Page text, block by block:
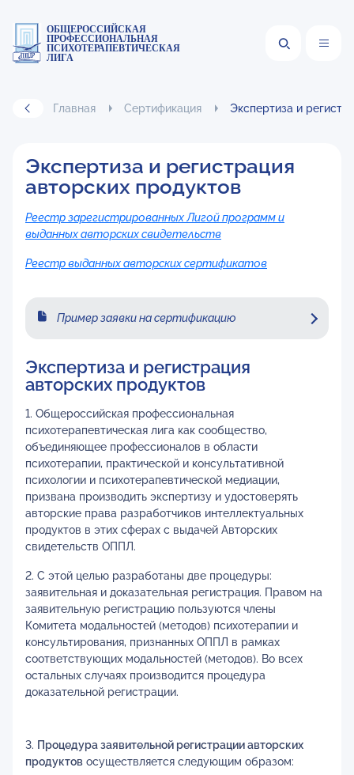
ОБЩЕРОССИЙСКАЯ
ПРОФЕССИОНАЛЬНАЯ
ПСИХОТЕРАПЕВТИЧЕСКАЯ
ЛИГА
Главная Сертификация Экспертиза и
Экспертиза и регистрация
авторских продуктов
Реестр зарегистрированных Лигой программ и
выданных авторских свидетельств
Реестр выданных авторских сертификатов
Пример заявки на сертификацию
Экспертиза и регистрация
авторских продуктов
1. Общероссийская профессиональная
психотерапевтическая лига как сообщество,
объединяющее профессионалов в области
психотерапии, практической и консультативной
психологии и психотерапевтической медиации,
призвана производить экспертизу и удостоверять
авторские права разработчиков интеллектуальных
продуктов в этих сферах с выдачей Авторских
свидетельств ОППЛ.
2. С этой целью разработаны две процедуры:
заявительная и доказательная регистрация. Правом на
заявительную регистрацию пользуются члены
Комитета модальностей (методов) психотерапии и
консультирования, признанных ОППЛ в рамках
соответствующих модальностей (методов). Во всех
остальных случаях производится процедура
доказательной регистрации.
3. Процедура заявительной регистрации авторских
продуктов осуществляется следующим образом: